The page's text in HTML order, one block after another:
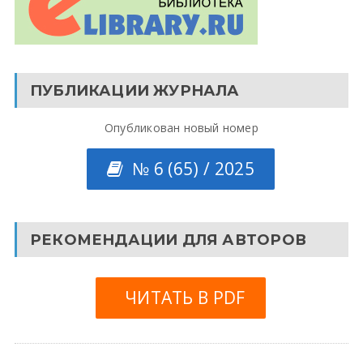
ПУБЛИКАЦИИ ЖУРНАЛА
Опубликован новый номер
№ 6 (65) / 2025
РЕКОМЕНДАЦИИ ДЛЯ АВТОРОВ
ЧИТАТЬ В PDF